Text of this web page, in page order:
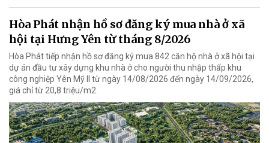
Hòa Phát nhận hồ sơ đăng ký mua nhà ở xã
hội tại Hưng Yên từ tháng 8/2026
Hòa Phát tiếp nhận hồ sơ đăng ký mua 842 căn hộ nhà ở xã hội tại
dự án đầu tư xây dựng khu nhà ở cho người thu nhập thấp khu
công nghiệp Yên Mỹ II từ ngày 14/08/2026 đến ngày 14/09/2026,
giá chỉ từ 20,8 triệu/m2.